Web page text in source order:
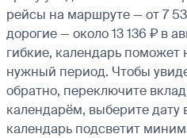
рейсы на маршруте — от 7
дорогие — около 13 136 ₽ в
гибкие, календарь поможет
нужный период. Чтобы
обратно, переключите
календарём, выберите
календарь подсветит